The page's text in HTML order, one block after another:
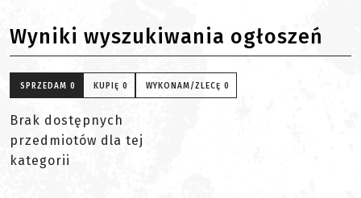
Wyniki wyszukiwania ogłoszeń
SPRZEDAM 0 KUPIĘ 0 WYKONAM/ZLECĘ 0
Brak dostępnych
przedmiotów dla tej
kategorii